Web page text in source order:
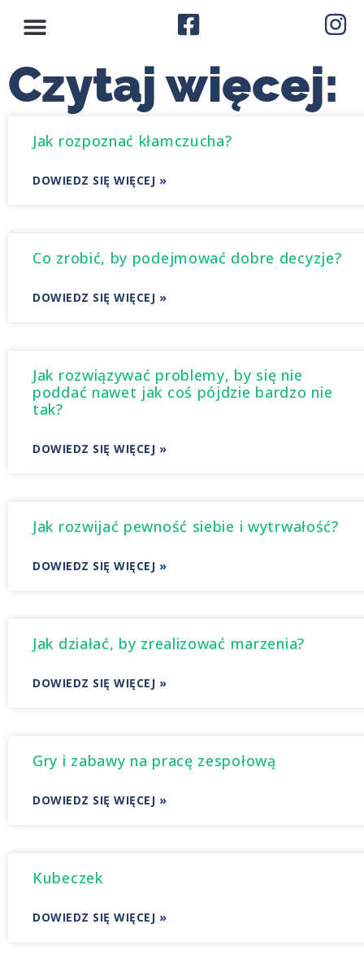
Czytaj więcej:
Jak rozpoznać kłamczucha?
DOWIEDZ SIĘ WIĘCEJ »
Co zrobić, by podejmować dobre decyzje?
DOWIEDZ SIĘ WIĘCEJ »
Jak rozwiązywać problemy, by się nie
poddać nawet jak coś pójdzie bardzo nie
tak?
DOWIEDZ SIĘ WIĘCEJ »
Jak rozwijać pewność siebie i wytrwałość?
DOWIEDZ SIĘ WIĘCEJ »
Jak działać, by zrealizować marzenia?
DOWIEDZ SIĘ WIĘCEJ »
Gry i zabawy na pracę zespołową
DOWIEDZ SIĘ WIĘCEJ »
Kubeczek
DOWIEDZ SIĘ WIĘCEJ »